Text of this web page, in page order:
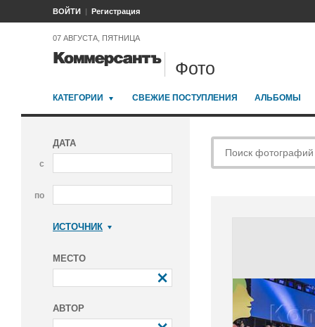
ВОЙТИ Регистрация
07 АВГУСТА, ПЯТНИЦА
Фото
КАТЕГОРИИ СВЕЖИЕ ПОСТУПЛЕНИЯ АЛЬБОМЫ
ДАТА
с
по
ИСТОЧНИК
МЕСТО
АВТОР